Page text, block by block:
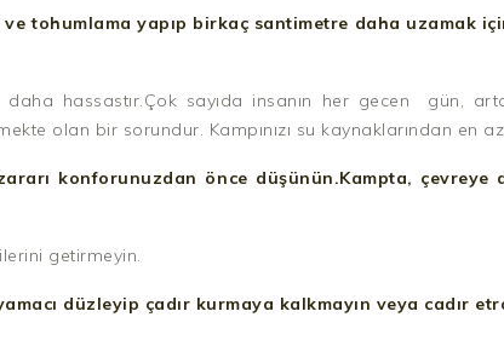
tohumlama yapıp birkaç santimetre daha uzamak
hassastır.Çok sayıda insanın her gecen gün,
olan bir sorundur. Kampınızı su kaynaklarından en
konforunuzdan önce düşünün.Kampta,
getirmeyin.
düzleyip çadır kurmaya kalkmayın veya cadır